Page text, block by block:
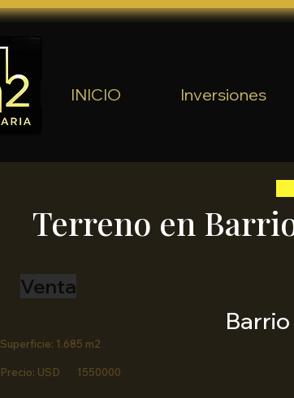
INICIO Inversiones
Terreno en
Venta
Superficie: 1.685 m2
Precio: USD 1550000